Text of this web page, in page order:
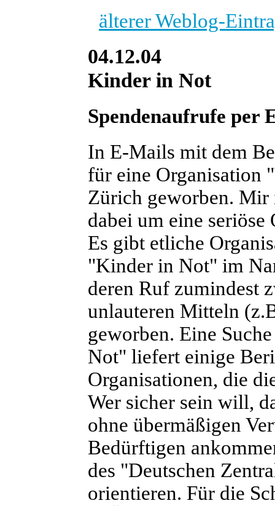
älterer Weblog-
04.12.04
Kinder in Not
Spendenaufrufe per
In E-Mails mit dem
für eine Organisation
Zürich geworben. Mir
dabei um eine
Es gibt etliche
"Kinder in Not" im
deren Ruf zumindest
unlauteren Mitteln
geworben. Eine
Not" liefert einige
Organisationen, die
Wer sicher sein will,
ohne übermäßigen
Bedürftigen
des "Deutschen
orientieren. Für die